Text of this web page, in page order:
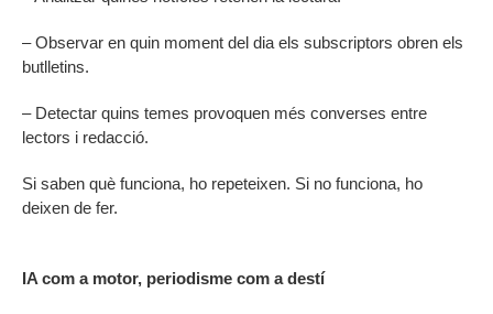
– Observar en quin moment del dia els subscriptors obren els
butlletins.
– Detectar quins temes provoquen més converses entre
lectors i redacció.
Si saben què funciona, ho repeteixen. Si no funciona, ho
deixen de fer.
IA com a motor, periodisme com a destí